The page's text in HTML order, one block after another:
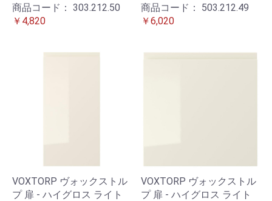
商品コード： 303.212.50
￥4,820
商品コード： 503.212.49
￥6,020
VOXTORP ヴォックストル
プ 扉 - ハイグロス ライト
VOXTORP ヴォックストル
プ 扉 - ハイグロス ライト